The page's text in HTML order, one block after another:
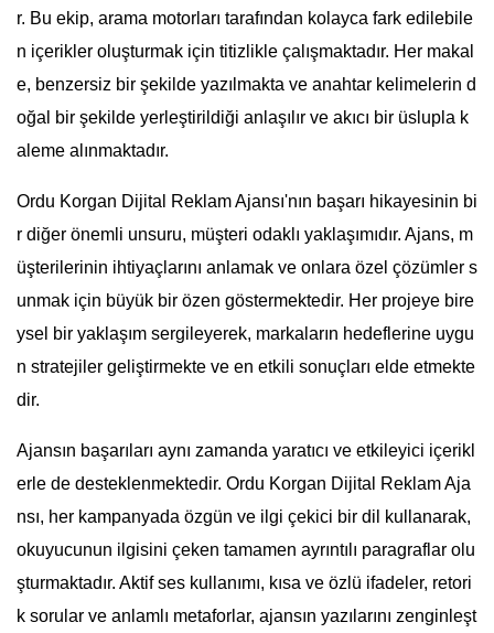
r. Bu ekip, arama motorları tarafından kolayca fark edilebile
n içerikler oluşturmak için titizlikle çalışmaktadır. Her makal
e, benzersiz bir şekilde yazılmakta ve anahtar kelimelerin d
oğal bir şekilde yerleştirildiği anlaşılır ve akıcı bir üslupla k
aleme alınmaktadır.
Ordu Korgan Dijital Reklam Ajansı'nın başarı hikayesinin bi
r diğer önemli unsuru, müşteri odaklı yaklaşımıdır. Ajans, m
üşterilerinin ihtiyaçlarını anlamak ve onlara özel çözümler s
unmak için büyük bir özen göstermektedir. Her projeye bire
ysel bir yaklaşım sergileyerek, markaların hedeflerine uygu
n stratejiler geliştirmekte ve en etkili sonuçları elde etmekte
dir.
Ajansın başarıları aynı zamanda yaratıcı ve etkileyici içerikl
erle de desteklenmektedir. Ordu Korgan Dijital Reklam Aja
nsı, her kampanyada özgün ve ilgi çekici bir dil kullanarak,
okuyucunun ilgisini çeken tamamen ayrıntılı paragraflar olu
şturmaktadır. Aktif ses kullanımı, kısa ve özlü ifadeler, retori
k sorular ve anlamlı metaforlar, ajansın yazılarını zenginleşt